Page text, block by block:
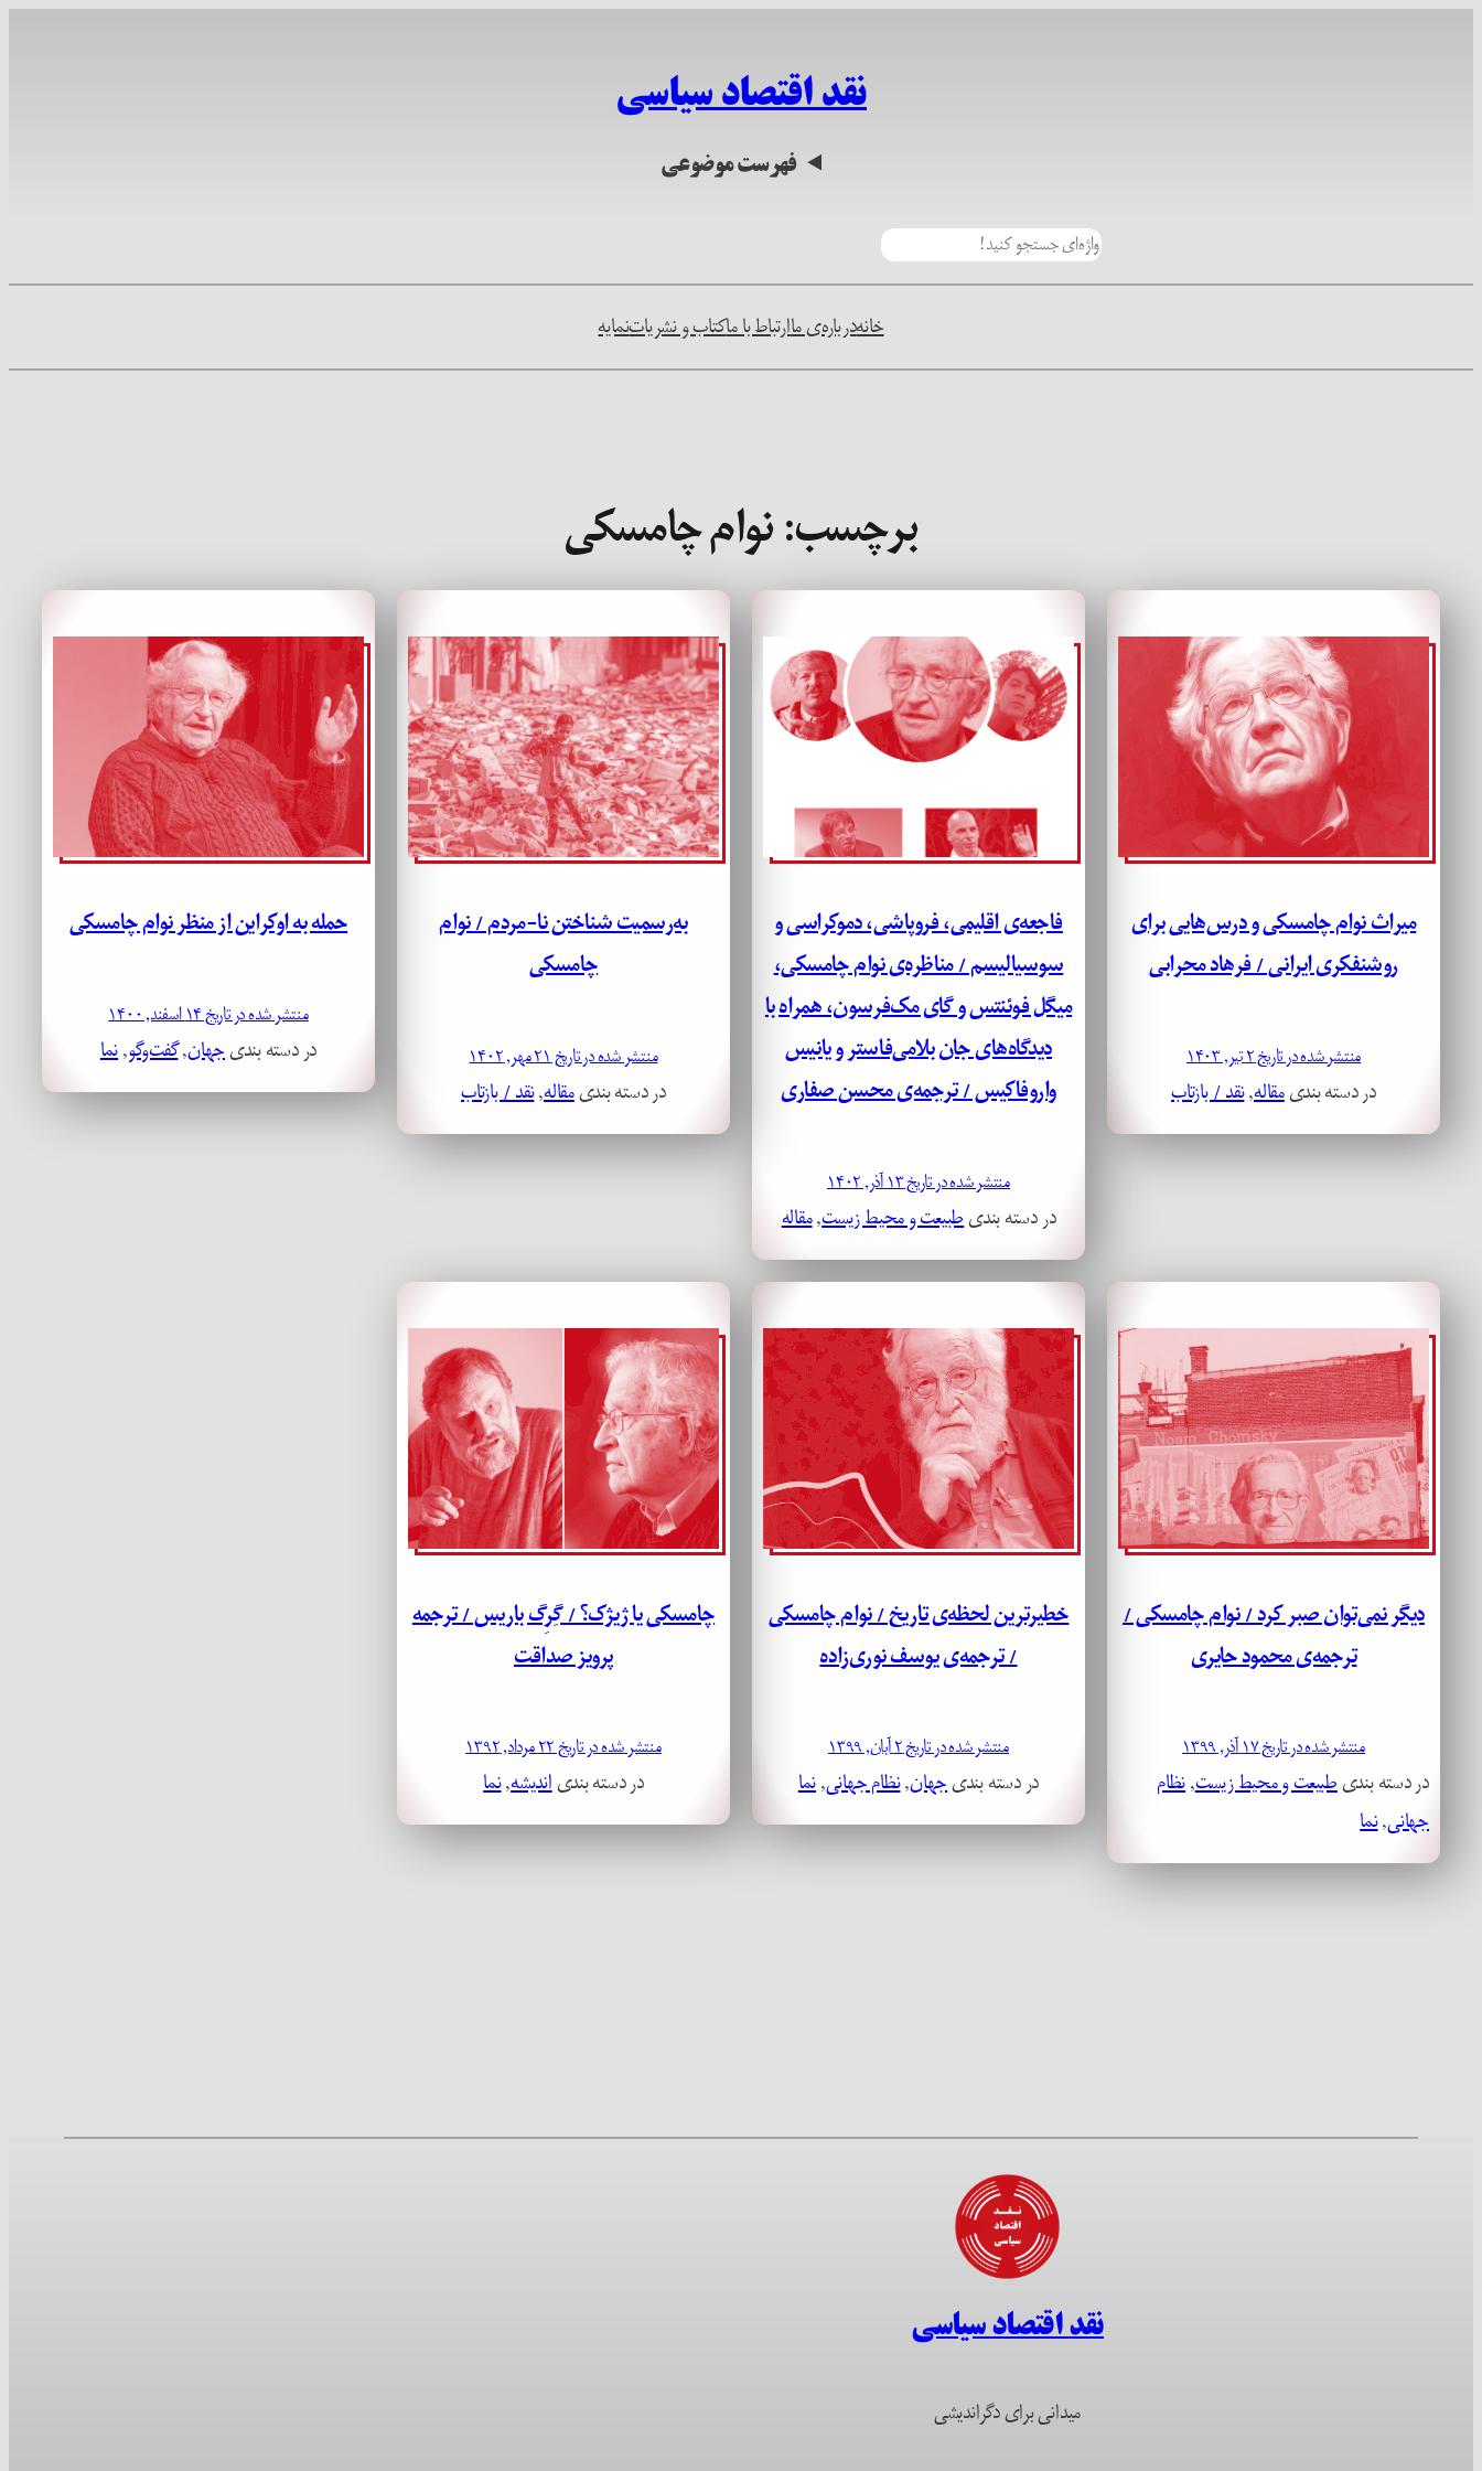
نقد اقتصاد سیاسی
فهرست موضوعی
خانهدرباره‌ی ماارتباط با ماکتاب و نشریاتنمایه
برچسب:نوام چامسکی
میراث نوام چامسکی و درس‌هایی برای
روشنفکری ایرانی / فرهاد محرابی
منتشر شده در تاریخ ۲ تیر, ۱۴۰۳
در دسته بندیمقاله, نقد / بازتاب
فاجعه‌ی اقلیمی، فروپاشی، دموکراسی و
سوسیالیسم / مناظره‌ی نوام چامسکی،
میگل فوئنتس و گای مک‌فرسون، همراه با
دیدگاه‌های جان بلامی‌فاستر و یانیس
واروفاکیس / ترجمه‌ی محسن صفاری
منتشر شده در تاریخ ۱۳ آذر, ۱۴۰۲
در دسته بندیطبیعت و محیط زیست, مقاله
به‌رسمیت شناختن نا-مردم / نوام
چامسکی
منتشر شده در تاریخ ۲۱ مهر, ۱۴۰۲
در دسته بندیمقاله, نقد / بازتاب
حمله به اوکراین از منظر نوام چامسکی
منتشر شده در تاریخ ۱۴ اسفند, ۱۴۰۰
در دسته بندیجهان, گفت‌وگو, نما
دیگر نمی‌توان صبر کرد / نوام چامسکی /
ترجمه‌ی محمود حایری
منتشر شده در تاریخ ۱۷ آذر, ۱۳۹۹
در دسته بندیطبیعت و محیط زیست, نظام
جهانی, نما
خطیرترین لحظه‌ی تاریخ / نوام چامسکی
/ ترجمه‌ی یوسف نوری‌زاده
منتشر شده در تاریخ ۲ آبان, ۱۳۹۹
در دسته بندیجهان, نظام جهانی, نما
چامسکی یا ژیژک؟ / گِرِگ باریس / ترجمه
پرویز صداقت
منتشر شده در تاریخ ۲۲ مرداد, ۱۳۹۲
در دسته بندیاندیشه, نما
نقد اقتصاد سیاسی
میدانی برای دگراندیشی